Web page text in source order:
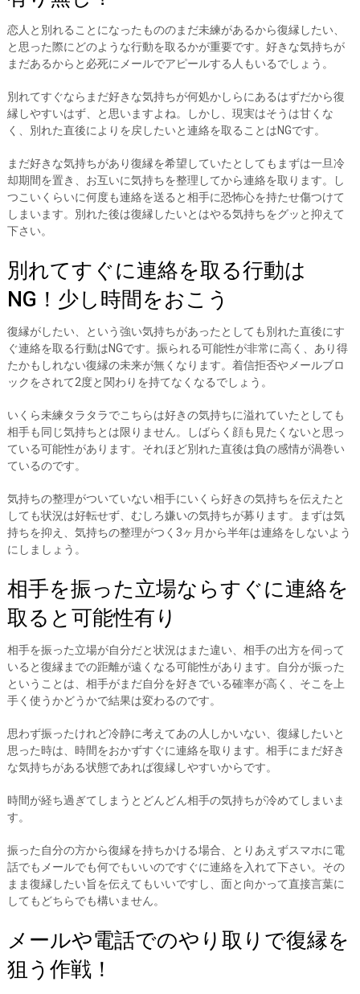
恋人と別れることになったもののまだ未練があるから復縁したい、
と思った際にどのような行動を取るかが重要です。好きな気持ちが
まだあるからと必死にメールでアピールする人もいるでしょう。
別れてすぐならまだ好きな気持ちが何処かしらにあるはずだから復
縁しやすいはず、と思いますよね。しかし、現実はそうは甘くな
く、別れた直後によりを戻したいと連絡を取ることはNGです。
まだ好きな気持ちがあり復縁を希望していたとしてもまずは一旦冷
却期間を置き、お互いに気持ちを整理してから連絡を取ります。し
つこいくらいに何度も連絡を送ると相手に恐怖心を持たせ傷つけて
しまいます。別れた後は復縁したいとはやる気持ちをグッと抑えて
下さい。
別れてすぐに連絡を取る行動は
NG！少し時間をおこう
復縁がしたい、という強い気持ちがあったとしても別れた直後にす
ぐ連絡を取る行動はNGです。振られる可能性が非常に高く、あり得
たかもしれない復縁の未来が無くなります。着信拒否やメールブロ
ックをされて2度と関わりを持てなくなるでしょう。
いくら未練タラタラでこちらは好きの気持ちに溢れていたとしても
相手も同じ気持ちとは限りません。しばらく顔も見たくないと思っ
ている可能性があります。それほど別れた直後は負の感情が渦巻い
ているのです。
気持ちの整理がついていない相手にいくら好きの気持ちを伝えたと
しても状況は好転せず、むしろ嫌いの気持ちが募ります。まずは気
持ちを抑え、気持ちの整理がつく3ヶ月から半年は連絡をしないよう
にしましょう。
相手を振った立場ならすぐに連絡を
取ると可能性有り
相手を振った立場が自分だと状況はまた違い、相手の出方を伺って
いると復縁までの距離が遠くなる可能性があります。自分が振った
ということは、相手がまだ自分を好きでいる確率が高く、そこを上
手く使うかどうかで結果は変わるのです。
思わず振ったけれど冷静に考えてあの人しかいない、復縁したいと
思った時は、時間をおかずすぐに連絡を取ります。相手にまだ好き
な気持ちがある状態であれば復縁しやすいからです。
時間が経ち過ぎてしまうとどんどん相手の気持ちが冷めてしまいま
す。
振った自分の方から復縁を持ちかける場合、とりあえずスマホに電
話でもメールでも何でもいいのですぐに連絡を入れて下さい。その
まま復縁したい旨を伝えてもいいですし、面と向かって直接言葉に
してもどちらでも構いません。
メールや電話でのやり取りで復縁を
狙う作戦！